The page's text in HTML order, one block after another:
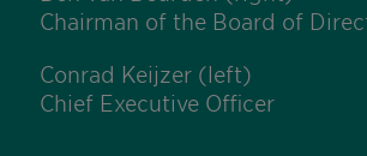
Chairman of the Board of
Conrad Keijzer (left)
Chief Executive Officer